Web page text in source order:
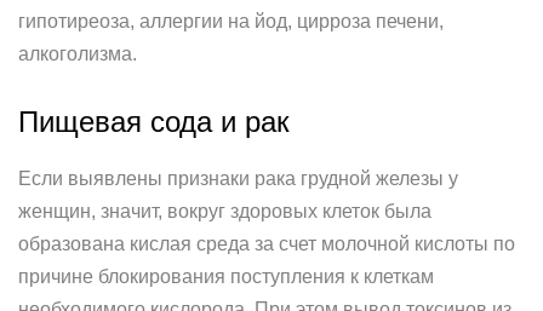
гипотиреоза, аллергии на йод, цирроза печени,
алкоголизма.
Пищевая сода и рак
Если выявлены признаки рака грудной железы у
женщин, значит, вокруг здоровых клеток была
образована кислая среда за счет молочной кислоты по
причине блокирования поступления к клеткам